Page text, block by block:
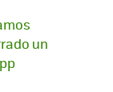
un